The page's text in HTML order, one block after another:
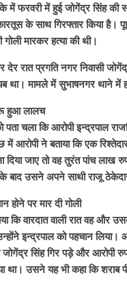
में फरवरी में हुई जोगेंद्र सिंह की
के साथ गिरफ्तार किया
मारकर हत्या की थी।
देर रात प्रगति नगर निवासी
था। मामले में सुभाषनगर थाने में
हुआ लालच
पता चला कि आरोपी इन्द्रपाल
आरोपी ने बताया कि एक
दिया जाए तो वह तुरंत पांच
उसने अपने साथी राजू ठेकेदार
होने पर मार दी गोली
कि वारदात वाली रात वह
इन्द्रपाल को पहचान
जोगेंद्र सिंह गिर पड़े और
था। उसने यह भी कहा कि शराब